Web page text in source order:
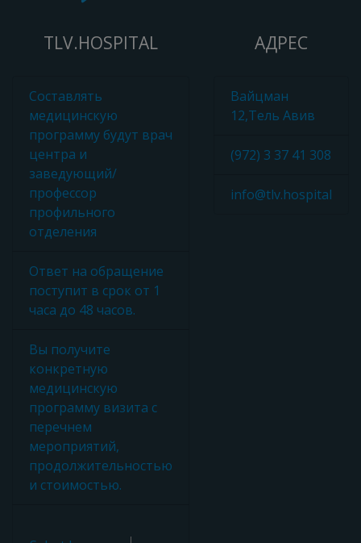
TLV.HOSPITAL
Составлять
медицинскую
программу будут врач
центра и
заведующий/
профессор
профильного
отделения
Ответ на обращение
поступит в срок от 1
часа до 48 часов.
Вы получите
конкретную
медицинскую
программу визита с
перечнем
мероприятий,
продолжительностью
и стоимостью.
АДРЕС
Вайцман
12,Тель Авив
(972) 3 37 41 308
info@tlv.hospital